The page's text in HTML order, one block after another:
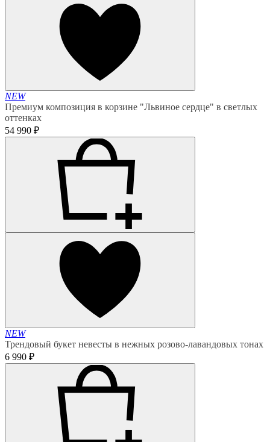
NEW
Премиум композиция в корзине "Львиное сердце" в светлых
оттенках
54 990 ₽
NEW
Трендовый букет невесты в нежных розово-лавандовых тонах
6 990 ₽